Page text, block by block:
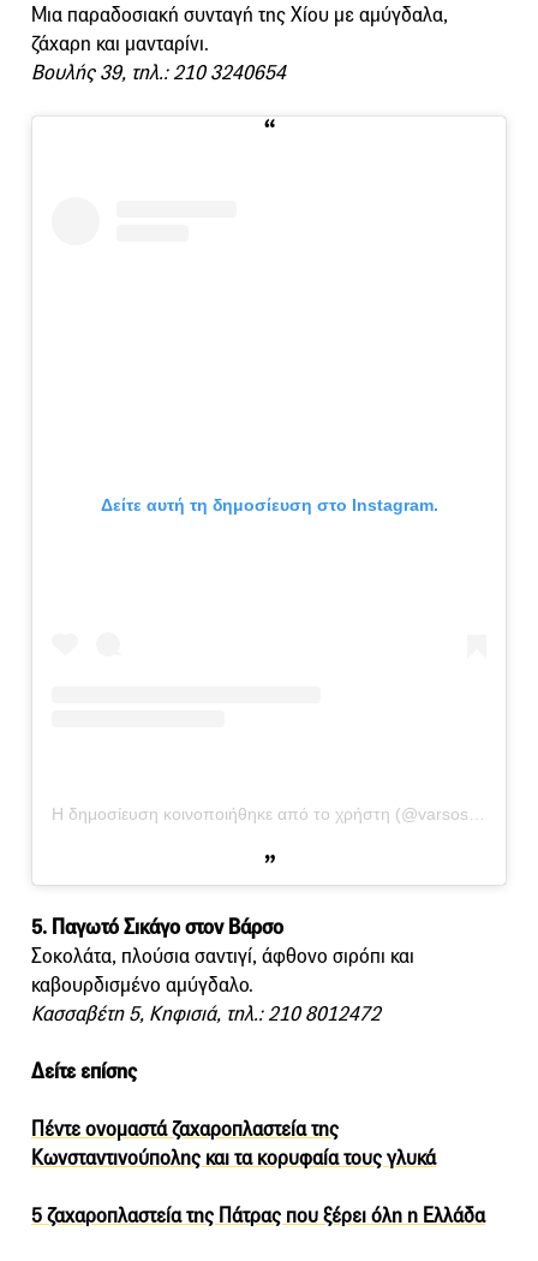
Μια παραδοσιακή συνταγή της Χίου με αμύγδαλα,
ζάχαρη και μανταρίνι.
Βουλής 39, τηλ.: 210 3240654
Δείτε αυτή τη δημοσίευση στο Instagram.
Η δημοσίευση κοινοποιήθηκε από το χρήστη (@varsos_kifisia_1892)
5. Παγωτό Σικάγο στον Βάρσο
Σοκολάτα, πλούσια σαντιγί, άφθονο σιρόπι και
καβουρδισμένο αμύγδαλο.
Κασσαβέτη 5, Κηφισιά, τηλ.: 210 8012472
Δείτε επίσης
Πέντε ονομαστά ζαχαροπλαστεία της
Κωνσταντινούπολης και τα κορυφαία τους γλυκά
5 ζαχαροπλαστεία της Πάτρας που ξέρει όλη η Ελλάδα